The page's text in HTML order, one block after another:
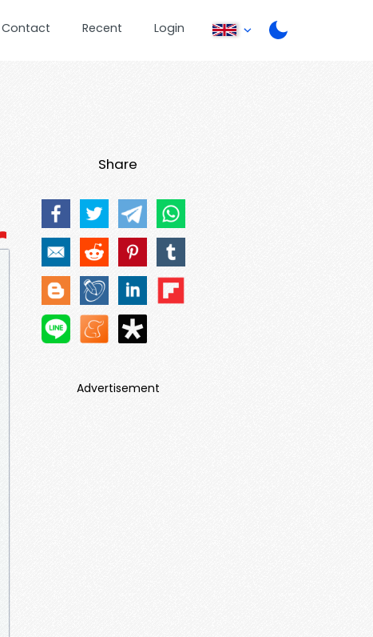
Contact Recent Login
Share
Advertisement